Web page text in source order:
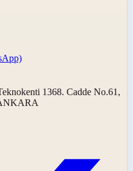
1368. Cadde No.61,